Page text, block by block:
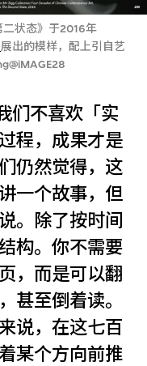
状态》于2016年
展出的模样，配上引自艺
们不喜欢「实
程，成果才是
仍然觉得，这
一个故事，但
。除了按时间
构。你不需要
，而是可以翻
甚至倒着读。
说，在这七百
某个方向前推